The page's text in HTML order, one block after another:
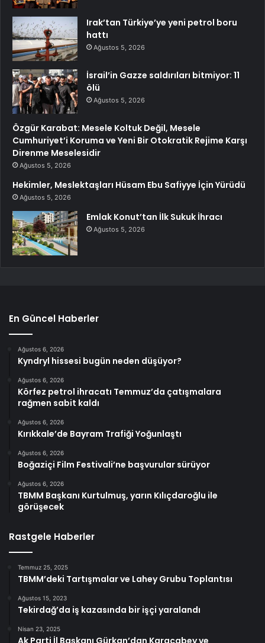
Irak’tan Türkiye’ye yeni petrol boru
hattı
Ağustos 5, 2026
İsrail’in Gazze saldırıları bitmiyor: 11
ölü
Ağustos 5, 2026
Özgür Karabat: Mesele Koltuk Değil, Mesele
Cumhuriyet’i Koruma ve Yeni Bir Otokratik Rejime Karşı
Direnme Meselesidir
Ağustos 5, 2026
Hekimler, Meslektaşları Hüsam Ebu Safiyye İçin Yürüdü
Ağustos 5, 2026
Emlak Konut’tan İlk Sukuk İhracı
Ağustos 5, 2026
En Güncel Haberler
Ağustos 6, 2026
Kyndryl hissesi bugün neden düşüyor?
Ağustos 6, 2026
Körfez petrol ihracatı Temmuz’da çatışmalara
rağmen sabit kaldı
Ağustos 6, 2026
Kırıkkale’de Bayram Trafiği Yoğunlaştı
Ağustos 6, 2026
Boğaziçi Film Festivali’ne başvurular sürüyor
Ağustos 6, 2026
TBMM Başkanı Kurtulmuş, yarın Kılıçdaroğlu ile
görüşecek
Rastgele Haberler
Temmuz 25, 2025
TBMM’deki Tartışmalar ve Lahey Grubu Toplantısı
Ağustos 15, 2023
Tekirdağ’da iş kazasında bir işçi yaralandı
Nisan 23, 2025